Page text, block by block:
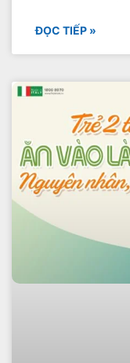
ĐỌC TIẾP »